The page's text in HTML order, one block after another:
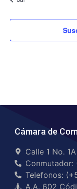
Cámara de
Calle 1 No.
Conmutador:
Telefonos:
A.A. 602